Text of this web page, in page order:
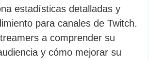
estadísticas detalladas y
para canales de Twitch.
a comprender su
y cómo mejorar su